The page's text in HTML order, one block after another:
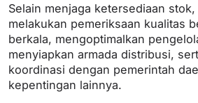
Selain menjaga ketersediaan
melakukan pemeriksaan kualitas
berkala, mengoptimalkan
menyiapkan armada distribusi,
koordinasi dengan pemerintah
kepentingan lainnya.